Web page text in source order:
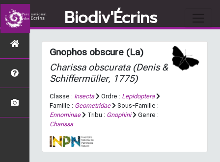
Biodiv'Écrins
Gnophos obscure (La)
Charissa obscurata(Denis &
Schiffermüller, 1775)
Classe : Insecta Ordre : Lepidoptera
Famille : Geometridae
Sous-Famille :
Ennominae
Tribu : Gnophini
Genre :
Charissa